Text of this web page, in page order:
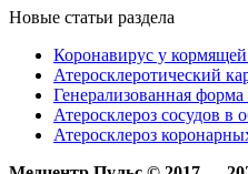
Новые статьи раздела
Коронавирус у
Атеросклеротический
Генерализованная форма
Атеросклероз сосудов в
Атеросклероз